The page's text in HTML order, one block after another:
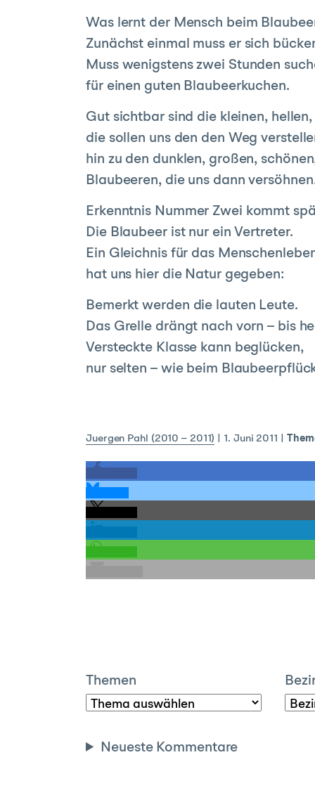
Was lernt der Mensch beim
Zunächst einmal muss er sich
Muss wenigstens zwei Stunden
für einen guten Blaubeerkuchen.
Gut sichtbar sind die kleinen, hellen,
die sollen uns den den Weg
hin zu den dunklen, großen,
Blaubeeren, die uns dann
Erkenntnis Nummer Zwei kommt
Die Blaubeer ist nur ein Vertreter.
Ein Gleichnis für das
hat uns hier die Natur gegeben:
Bemerkt werden die lauten Leute.
Das Grelle drängt nach vorn – bis
Versteckte Klasse kann beglücken,
nur selten – wie beim
Juergen Pahl (2010 – 2011) 1. Juni 2011
Themen
Neueste Kommentare